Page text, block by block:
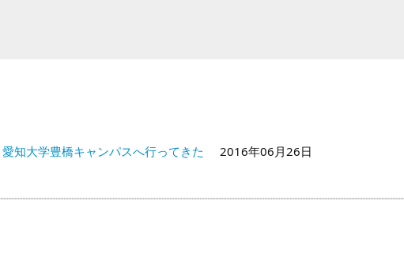
愛知大学豊橋キャンパスへ行ってきた 2016年06月26日